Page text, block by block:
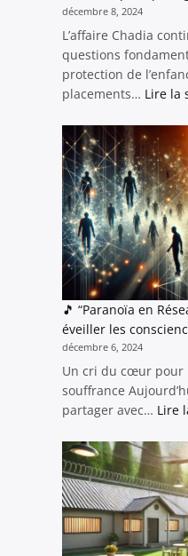
décembre 8, 2024
L’affaire Chadia
questions
protection de
placements… Lire la
🎵 “Paranoïa en
éveiller les
décembre 6, 2024
Un cri du cœur pour
souffrance
partager avec… Lire